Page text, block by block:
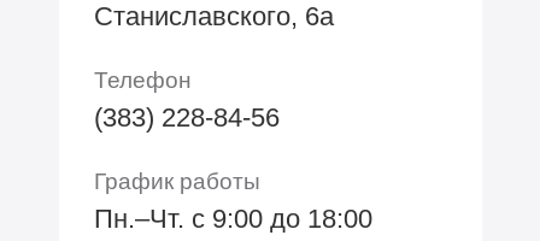
Станиславского, 6а
Телефон
(383) 228-84-56
График работы
Пн.–Чт. с 9:00 до 18:00